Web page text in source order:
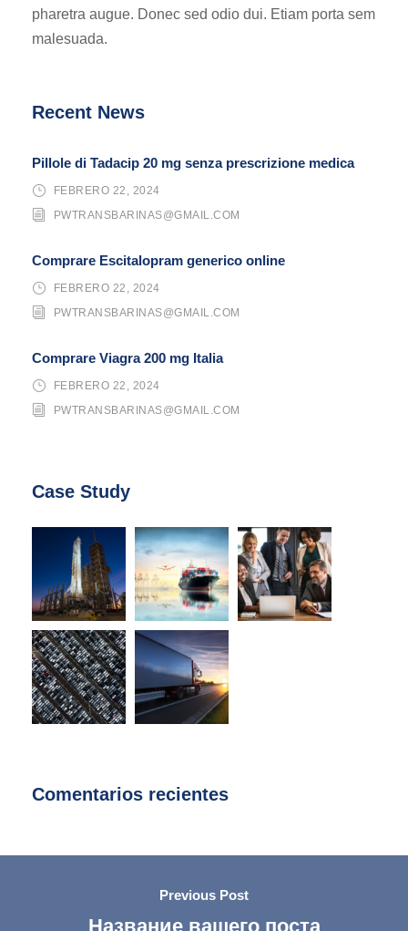
pharetra augue. Donec sed odio dui. Etiam porta sem
malesuada.
Recent News
Pillole di Tadacip 20 mg senza prescrizione medica
FEBRERO 22, 2024
PWTRANSBARINAS@GMAIL.COM
Comprare Escitalopram generico online
FEBRERO 22, 2024
PWTRANSBARINAS@GMAIL.COM
Comprare Viagra 200 mg Italia
FEBRERO 22, 2024
PWTRANSBARINAS@GMAIL.COM
Case Study
Comentarios recientes
Previous Post
Название вашего поста